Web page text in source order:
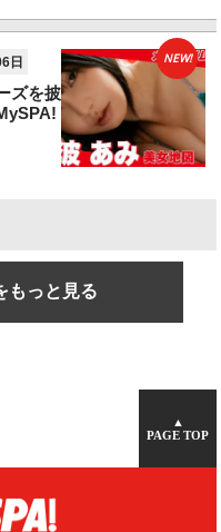
日
ズを披
NEW!
もっと見る
▲
PAGE TOP